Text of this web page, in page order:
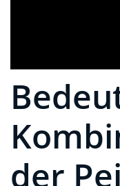
der